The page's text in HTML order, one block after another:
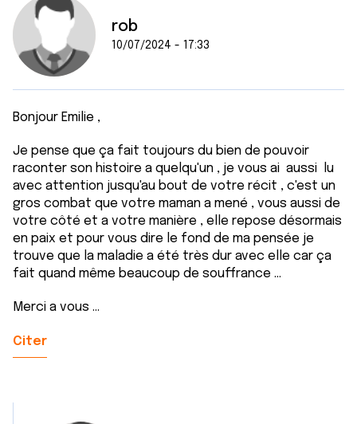
rob
10/07/2024 - 17:33
Bonjour Emilie ,
Je pense que ça fait toujours du bien de pouvoir
raconter son histoire a quelqu'un , je vous ai aussi lu
avec attention jusqu'au bout de votre récit , c'est un
gros combat que votre maman a mené , vous aussi de
votre côté et a votre manière , elle repose désormais
en paix et pour vous dire le fond de ma pensée je
trouve que la maladie a été très dur avec elle car ça
fait quand même beaucoup de souffrance ...
Merci a vous ...
Citer